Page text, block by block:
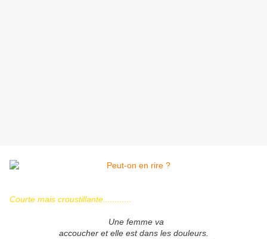
Courte mais croustillante............
Une femme va
accoucher et elle est dans les douleurs.